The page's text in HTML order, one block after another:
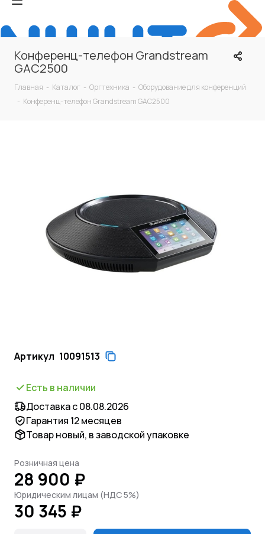
Конференц-телефон Grandstream
GAC2500
Главная - Каталог - Оргтехника - Оборудование для конференций
- Конференц-телефон Grandstream GAC2500
Артикул 10091513
Есть в наличии
Доставка с 08.08.2026
Гарантия 12 месяцев
Товар новый, в заводской упаковке
Розничная цена
28 900 ₽
Юридическим лицам (НДС 5%)
30 345 ₽